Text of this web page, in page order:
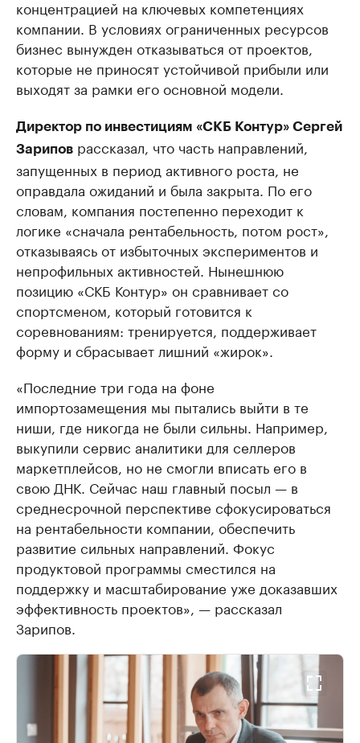
концентрацией на ключевых компетенциях
компании. В условиях ограниченных ресурсов
бизнес вынужден отказываться от проектов,
которые не приносят устойчивой прибыли или
выходят за рамки его основной модели.
Директор по инвестициям «СКБ Контур» Сергей
Зарипов рассказал, что часть направлений,
запущенных в период активного роста, не
оправдала ожиданий и была закрыта. По его
словам, компания постепенно переходит к
логике «сначала рентабельность, потом рост»,
отказываясь от избыточных экспериментов и
непрофильных активностей. Нынешнюю
позицию «СКБ Контур» он сравнивает со
спортсменом, который готовится к
соревнованиям: тренируется, поддерживает
форму и сбрасывает лишний «жирок».
«Последние три года на фоне
импортозамещения мы пытались выйти в те
ниши, где никогда не были сильны. Например,
выкупили сервис аналитики для селлеров
маркетплейсов, но не смогли вписать его в
свою ДНК. Сейчас наш главный посыл — в
среднесрочной перспективе сфокусироваться
на рентабельности компании, обеспечить
развитие сильных направлений. Фокус
продуктовой программы сместился на
поддержку и масштабирование уже доказавших
эффективность проектов», — рассказал
Зарипов.